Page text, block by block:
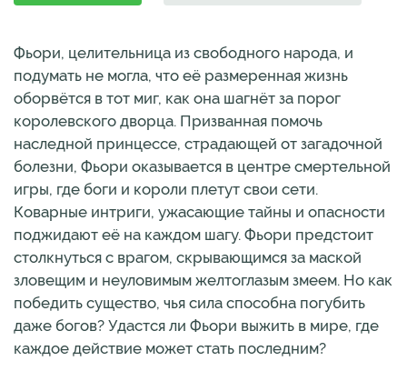
Фьори, целительница из свободного народа, и
подумать не могла, что её размеренная жизнь
оборвётся в тот миг, как она шагнёт за порог
королевского дворца. Призванная помочь
наследной принцессе, страдающей от загадочной
болезни, Фьори оказывается в центре смертельной
игры, где боги и короли плетут свои сети.
Коварные интриги, ужасающие тайны и опасности
поджидают её на каждом шагу. Фьори предстоит
столкнуться с врагом, скрывающимся за маской
зловещим и неуловимым желтоглазым змеем. Но как
победить существо, чья сила способна погубить
даже богов? Удастся ли Фьори выжить в мире, где
каждое действие может стать последним?